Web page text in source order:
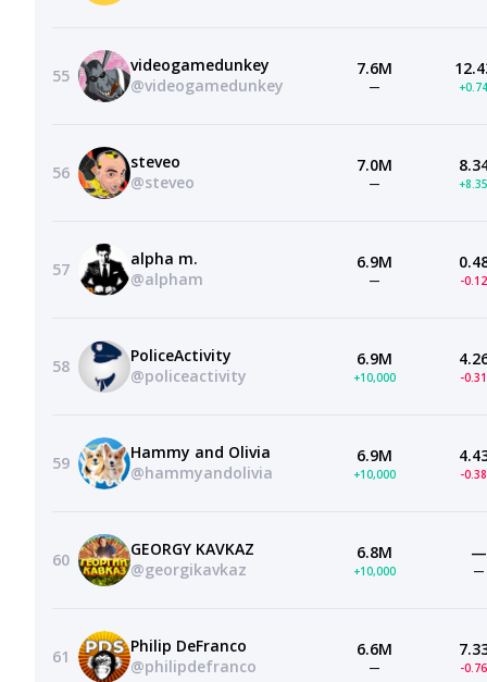
55
videogamedunkey
@videogamedunkey
7.6M
—
56
steveo
@steveo
7.0M
—
57
alpha m.
@alpham
6.9M
— -
58
PoliceActivity
@policeactivity
6.9M
+10,000 -
59
Hammy and Olivia
@hammyandolivia
6.9M
+10,000 -
60
GEORGY KAVKAZ
@georgikavkaz
6.8M
+10,000
—
—
61
Philip DeFranco
@philipdefranco
6.6M
— -